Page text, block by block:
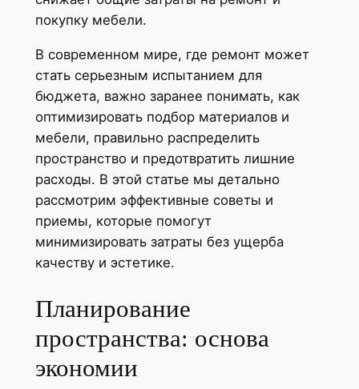
покупку мебели.
В современном мире, где ремонт может
стать серьезным испытанием для
бюджета, важно заранее понимать, как
оптимизировать подбор материалов и
мебели, правильно распределить
пространство и предотвратить лишние
расходы. В этой статье мы детально
рассмотрим эффективные советы и
приемы, которые помогут
минимизировать затраты без ущерба
качеству и эстетике.
Планирование
пространства: основа
экономии